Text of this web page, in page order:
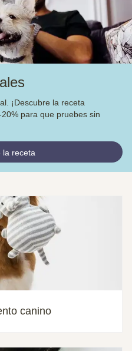
¡Descubre la receta
para que pruebes sin
la receta
canino